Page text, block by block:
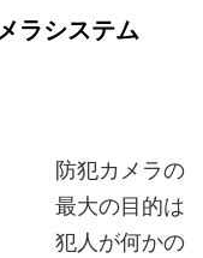
ラシステム
防犯カメラの
最大の目的は
犯人が何かの